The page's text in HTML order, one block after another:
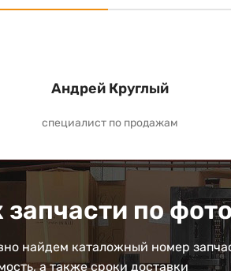
Андрей Круглый
специалист по продажам
по
найдем каталожный номер
а также сроки доставки